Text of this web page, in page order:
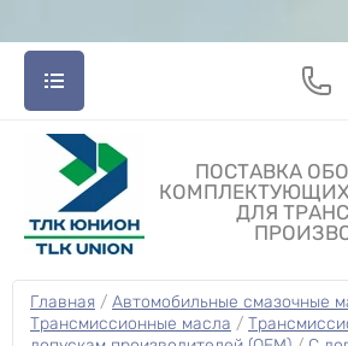
ПОСТАВКА
ДЛЯ
Главная / Автомобильные смазочные
Трансмиссионные масла /